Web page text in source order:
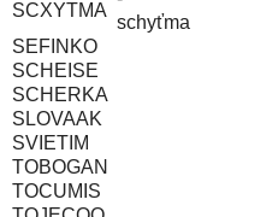
SCXYTMA
schyťma
SEFINKO
SCHEISE
SCHERKA
SLOVAAK
SVIETIM
TOBOGAN
TOCUMIS